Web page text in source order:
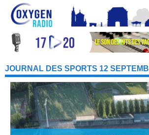
JOURNAL DES SPORTS 12